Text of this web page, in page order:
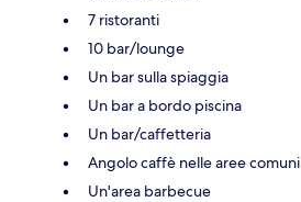
7 ristoranti
10 bar/lounge
Un bar sulla spiaggia
Un bar a bordo piscina
Un bar/caffetteria
Angolo caffè nelle aree comuni
Un'area barbecue